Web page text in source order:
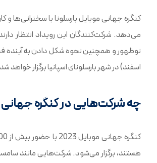
کنگره جهانی موبایل بارسلونا با سخنرانی‌ها و
اسفند) در شهر بارسلونای اسپانیا برگزار
چه شرکت‌هایی در کنگره جهانی موبایل 2023
هستند، برگزار می‌شود. شرکت‌هایی مانند